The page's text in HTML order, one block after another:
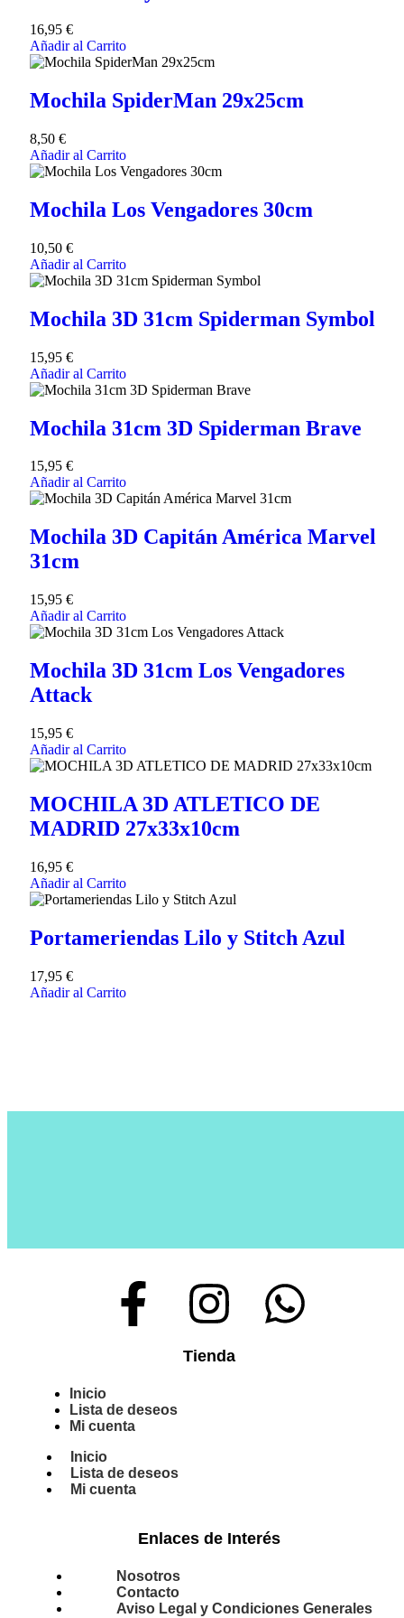
16,95 €
Añadir al Carrito
Mochila SpiderMan 29x25cm
8,50 €
Añadir al Carrito
Mochila Los Vengadores 30cm
10,50 €
Añadir al Carrito
Mochila 3D 31cm Spiderman Symbol
15,95 €
Añadir al Carrito
Mochila 31cm 3D Spiderman Brave
15,95 €
Añadir al Carrito
Mochila 3D Capitán América Marvel
31cm
15,95 €
Añadir al Carrito
Mochila 3D 31cm Los Vengadores
Attack
15,95 €
Añadir al Carrito
MOCHILA 3D ATLETICO DE
MADRID 27x33x10cm
16,95 €
Añadir al Carrito
Portameriendas Lilo y Stitch Azul
17,95 €
Añadir al Carrito
Tienda
Inicio
Lista de deseos
Mi cuenta
Inicio
Lista de deseos
Mi cuenta
Enlaces de Interés
Nosotros
Contacto
Aviso Legal y Condiciones Generales